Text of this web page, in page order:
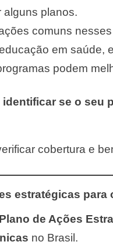
alguns planos.
comuns
em saúde,
podem
identificar se o seu
cobertura e
estratégicas
Plano de Ações
no Brasil.